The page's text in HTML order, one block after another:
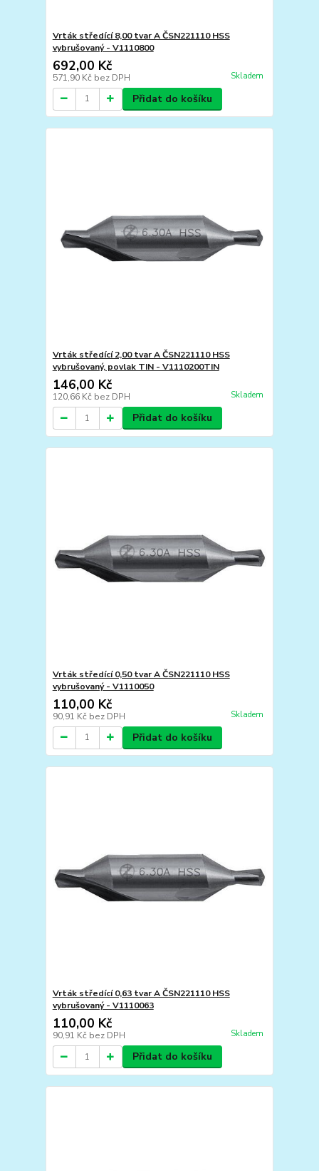
Vrták středící 8,00 tvar A ČSN221110 HSS
vybrušovaný - V1110800
692,00 Kč
571,90 Kč bez DPH Skladem
Přidat do košíku
Vrták středící 2,00 tvar A ČSN221110 HSS
vybrušovaný, povlak TIN - V1110200TIN
146,00 Kč
120,66 Kč bez DPH Skladem
Přidat do košíku
Vrták středící 0,50 tvar A ČSN221110 HSS
vybrušovaný - V1110050
110,00 Kč
90,91 Kč bez DPH Skladem
Přidat do košíku
Vrták středící 0,63 tvar A ČSN221110 HSS
vybrušovaný - V1110063
110,00 Kč
90,91 Kč bez DPH Skladem
Přidat do košíku